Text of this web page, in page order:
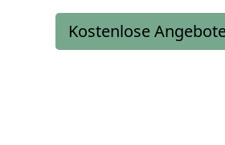
Kostenlose